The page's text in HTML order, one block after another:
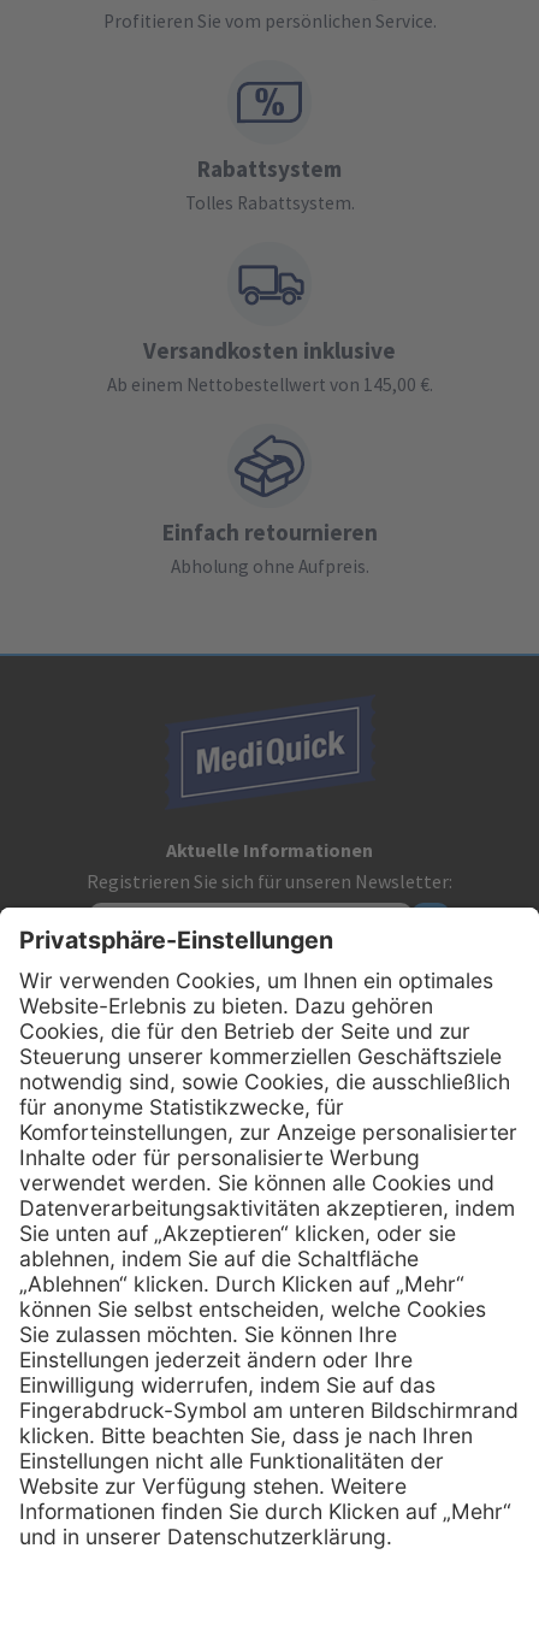
Profitieren Sie vom persönlichen Service.
Rabattsystem
Tolles Rabattsystem.
Versandkosten inklusive
Ab einem Nettobestellwert von 145,00 €.
Einfach retournieren
Abholung ohne Aufpreis.
Aktuelle Informationen
Registrieren Sie sich für unseren Newsletter:
Kontakt
MediQuick Arzt- und Krankenhausbedarfshandel GmbH
Hans-Wunderlich-Straße 7
D-49078 Osnabrück
Telefon:0800 - 633 43 66
E-Mail: info @ mediquick.de
Services
Serviceversprechen
Sprechstundenbedarf
Retoure anmelden
Hilfe
FAQs
Kontakt
Lob & Kritik
Zertifikat Rechtliches
AGB
Impressum
Datenschutz